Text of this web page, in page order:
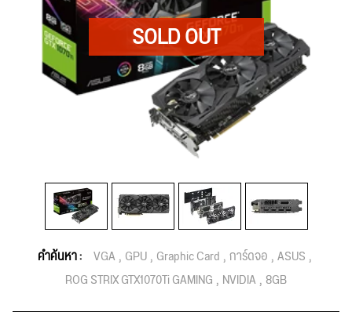
คำค้นหา : VGA GPU Graphic Card การ์ดจอ ASUS
ROG STRIX GTX1070Ti GAMING NVIDIA 8GB